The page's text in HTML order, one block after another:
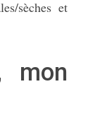
sèches et
mon